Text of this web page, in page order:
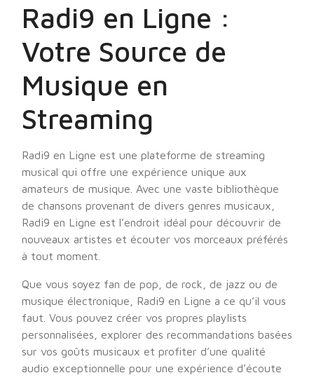
Radi9 en Ligne :
Votre Source de
Musique en
Streaming
Radi9 en Ligne est une plateforme de streaming
musical qui offre une expérience unique aux
amateurs de musique. Avec une vaste bibliothèque
de chansons provenant de divers genres musicaux,
Radi9 en Ligne est l’endroit idéal pour découvrir de
nouveaux artistes et écouter vos morceaux préférés
à tout moment.
Que vous soyez fan de pop, de rock, de jazz ou de
musique électronique, Radi9 en Ligne a ce qu’il vous
faut. Vous pouvez créer vos propres playlists
personnalisées, explorer des recommandations basées
sur vos goûts musicaux et profiter d’une qualité
audio exceptionnelle pour une expérience d’écoute